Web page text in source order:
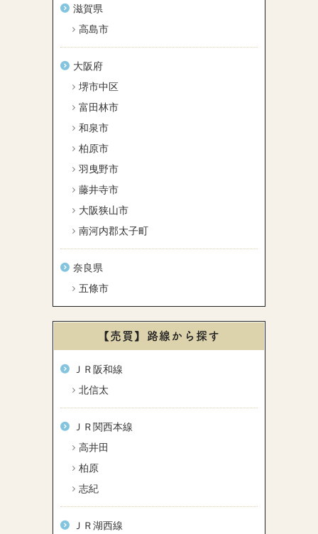
滋賀県
高島市
大阪府
堺市中区
富田林市
和泉市
柏原市
羽曳野市
藤井寺市
大阪狭山市
南河内郡太子町
奈良県
五條市
【売買】路線から探す
ＪＲ阪和線
北信太
ＪＲ関西本線
高井田
柏原
志紀
ＪＲ湖西線